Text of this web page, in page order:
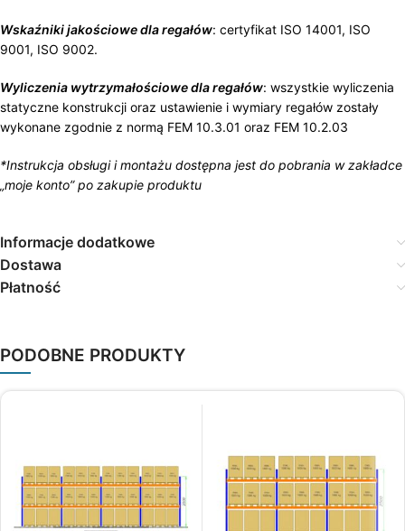
Wskaźniki jakościowe dla regałów: certyfikat ISO 14001, ISO
9001, ISO 9002.
Wyliczenia wytrzymałościowe dla regałów: wszystkie wyliczenia
statyczne konstrukcji oraz ustawienie i wymiary regałów zostały
wykonane zgodnie z normą FEM 10.3.01 oraz FEM 10.2.03
*Instrukcja obsługi i montażu dostępna jest do pobrania w zakładce
„moje konto” po zakupie produktu
Informacje dodatkowe
Dostawa
Płatność
PODOBNE PRODUKTY